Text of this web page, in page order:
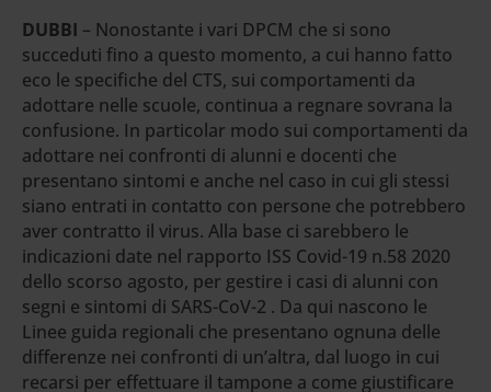
DUBBI – Nonostante i vari DPCM che si sono
succeduti fino a questo momento, a cui hanno fatto
eco le specifiche del CTS, sui comportamenti da
adottare nelle scuole, continua a regnare sovrana la
confusione. In particolar modo sui comportamenti da
adottare nei confronti di alunni e docenti che
presentano sintomi e anche nel caso in cui gli stessi
siano entrati in contatto con persone che potrebbero
aver contratto il virus. Alla base ci sarebbero le
indicazioni date nel rapporto ISS Covid-19 n.58 2020
dello scorso agosto, per gestire i casi di alunni con
segni e sintomi di SARS-CoV-2 . Da qui nascono le
Linee guida regionali che presentano ognuna delle
differenze nei confronti di un’altra, dal luogo in cui
recarsi per effettuare il tampone a come giustificare